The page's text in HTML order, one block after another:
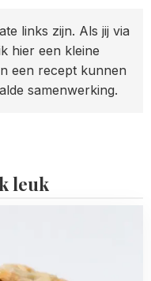
links zijn. Als jij via
hier een kleine
een recept kunnen
samenwerking.
leuk